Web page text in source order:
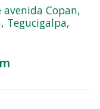
Copan,
Tegucigalpa,